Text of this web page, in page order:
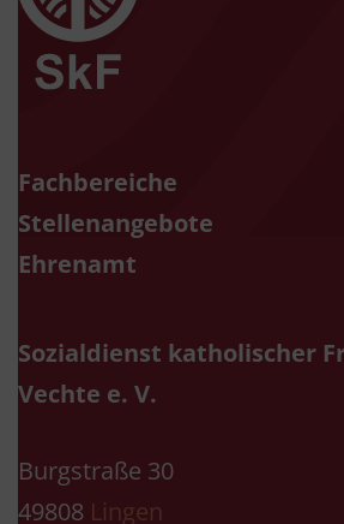
Fachbereiche
Stellenangebote
Ehrenamt
Sozialdienst katholischer
Vechte e. V.
Burgstraße 30
49808 Lingen